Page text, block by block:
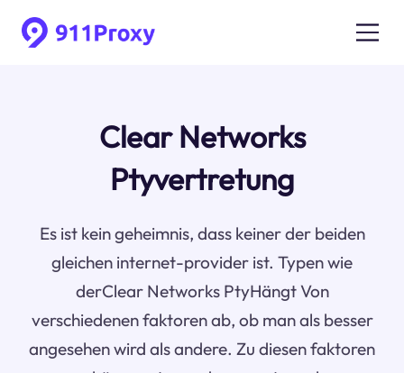
Clear Networks
Ptyvertretung
Es ist kein geheimnis, dass keiner der beiden
gleichen internet-provider ist. Typen wie
derClear Networks PtyHängt Von
verschiedenen faktoren ab, ob man als besser
angesehen wird als andere. Zu diesen faktoren